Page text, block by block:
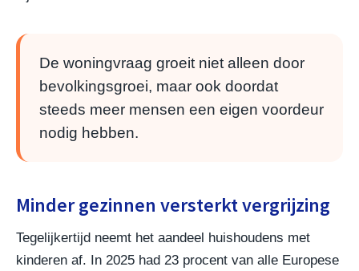
De woningvraag groeit niet alleen door
bevolkingsgroei, maar ook doordat
steeds meer mensen een eigen voordeur
nodig hebben.
Minder gezinnen versterkt vergrijzing
Tegelijkertijd neemt het aandeel huishoudens met
kinderen af. In 2025 had 23 procent van alle Europese